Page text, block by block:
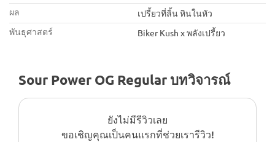
ผล
เปรี้ยวที่ลิ้น หินในหัว
พันธุศาสตร์
Biker Kush x พลังเปรี้ยว
Sour Power OG Regular บทวิจารณ์
ยังไม่มีรีวิวเลย
ขอเชิญคุณเป็นคนแรกที่ช่วยเรารีวิว!